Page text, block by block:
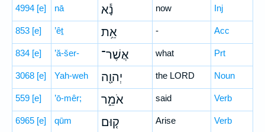
4994 [e] nā נָ֕א now Inj
853 [e] ’êṯ אֵ֥ת - Acc
834 [e] ’ă-šer- אֲשֶׁר־ what Prt
3068 [e] Yah-weh יְהוָ֖ה the LORD Noun
559 [e] ’ō-mêr; אֹמֵ֑ר said Verb
6965 [e] qūm ק֚וּם Arise Verb